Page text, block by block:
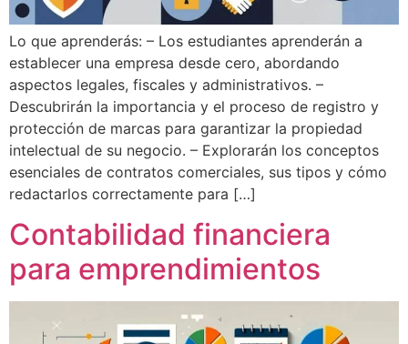
Lo que aprenderás: – Los estudiantes aprenderán a
establecer una empresa desde cero, abordando
aspectos legales, fiscales y administrativos. –
Descubrirán la importancia y el proceso de registro y
protección de marcas para garantizar la propiedad
intelectual de su negocio. – Explorarán los conceptos
esenciales de contratos comerciales, sus tipos y cómo
redactarlos correctamente para […]
Contabilidad financiera
para emprendimientos